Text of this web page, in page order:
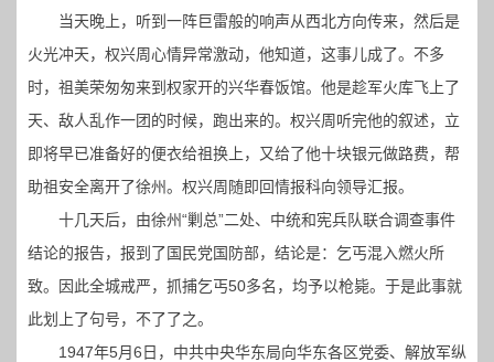
当天晚上，听到一阵巨雷般的响声从西北方向传来，然后是
火光冲天，权兴周心情异常激动，他知道，这事儿成了。不多
时，祖美荣匆匆来到权家开的兴华春饭馆。他是趁军火库飞上了
天、敌人乱作一团的时候，跑出来的。权兴周听完他的叙述，立
即将早已准备好的便衣给祖换上，又给了他十块银元做路费，帮
助祖安全离开了徐州。权兴周随即回情报科向领导汇报。
十几天后，由徐州“剿总”二处、中统和宪兵队联合调查事件
结论的报告，报到了国民党国防部，结论是：乞丐混入燃火所
致。因此全城戒严，抓捕乞丐50多名，均予以枪毙。于是此事就
此划上了句号，不了了之。
1947年5月6日，中共中央华东局向华东各区党委、解放军纵